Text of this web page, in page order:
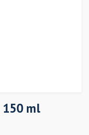
150 ml